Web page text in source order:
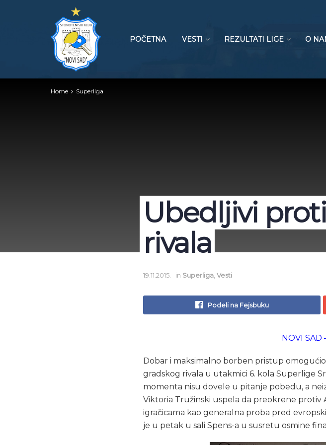
POČETNA VESTI REZULTATI LIGE O
Home Superliga
Ubedljivi
rivala
19.11.2015. in Superliga Vesti
Podeli na Fejsbuku
NOVI SAD
Dobar i maksimalno borben pristup
gradskog rivala u utakmici 6. kola Superlige
momenta nisu dovele u pitanje pobedu, a
Viktoria Tružinski uspela da preokrene protiv
igračicama kao generalna proba pred
je u petak u sali Spens-a u susretu osmine